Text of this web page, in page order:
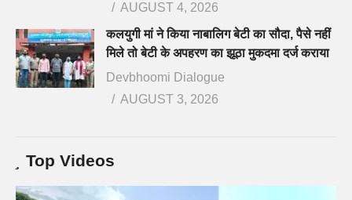
AUGUST 4, 2026
कलयुगी मां ने किया नाबालिग बेटी का सौदा, पैसे नहीं
मिले तो बेटी के अपहरण का झूठा मुकदमा दर्ज कराया
Devbhoomi Dialogue
AUGUST 3, 2026
Top Videos